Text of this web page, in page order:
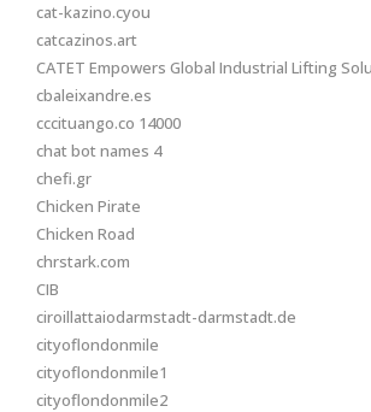
cat-kazino.cyou
catcazinos.art
CATET Empowers Global Industrial Lifting
cbaleixandre.es
cccituango.co 14000
chat bot names 4
chefi.gr
Chicken Pirate
Chicken Road
chrstark.com
CIB
ciroillattaiodarmstadt-darmstadt.de
cityoflondonmile
cityoflondonmile1
cityoflondonmile2